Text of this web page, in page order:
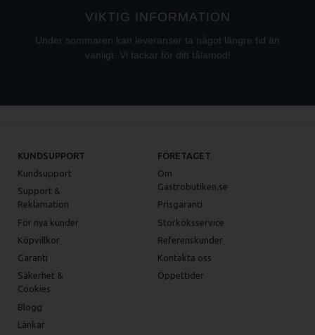
VIKTIG INFORMATION
Under sommaren kan leveranser ta något längre tid än
vanligt. Vi tackar för ditt tålamod!
KUNDSUPPORT
Kundsupport
Support &
Reklamation
För nya kunder
Köpvillkor
Garanti
Säkerhet &
Cookies
Blogg
Länkar
FÖRETAGET
Om
Gastrobutiken.se
Prisgaranti
Storköksservice
Referenskunder
Kontakta oss
Öppettider